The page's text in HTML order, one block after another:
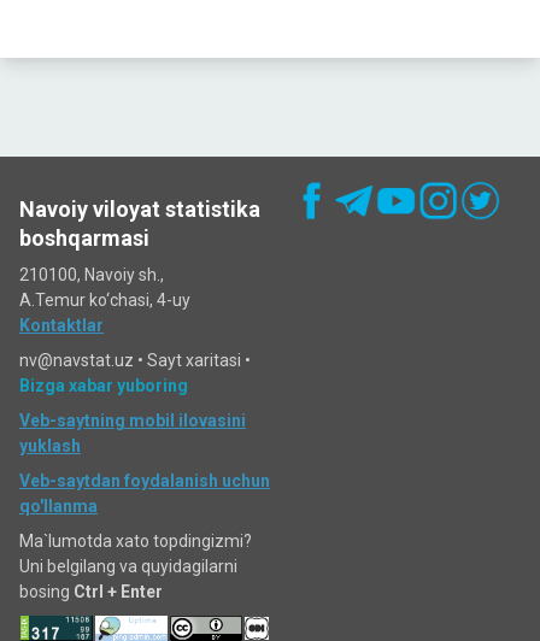
Navoiy viloyat statistika
boshqarmasi
210100, Navoiy sh.,
A.Temur ko‘chаsi, 4-uy
Kontaktlar
nv@navstat.uz • Sayt xaritasi •
Bizga xabar yuboring
Veb-saytning mobil ilovasini
yuklash
Veb-saytdan foydalanish uchun
qo'llanma
Ma`lumotda xato topdingizmi?
Uni belgilang va quyidagilarni
bosing Ctrl + Enter